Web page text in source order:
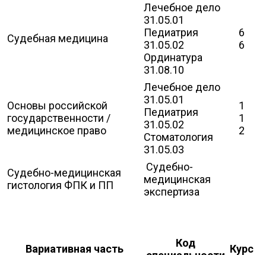
Судебная медицина
Лечебное дело
31.05.01
Педиатрия
31.05.02
Ординатура
31.08.10
6
6
Основы российской
государственности /
медицинское право
Лечебное дело
31.05.01
Педиатрия
31.05.02
Стоматология
31.05.03
1
1
2
Судебно-медицинская
гистология ФПК и ПП
Судебно-
медицинская
экспертиза
Вариативная часть
Код
Курс